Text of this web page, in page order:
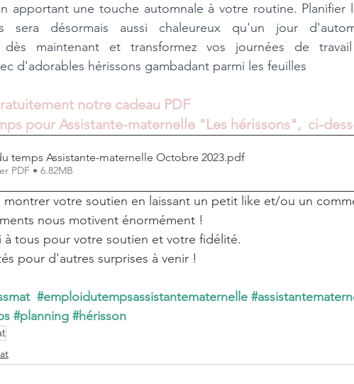
apportant une touche automnale à votre routine. Planifier
sera désormais aussi chaleureux qu'un jour
dès maintenant et transformez vos journées de
d'adorables hérissons gambadant parmi les feuilles
notre cadeau PDF
pour Assistante-maternelle "Les hérissons",  ci-
temps Assistante-maternelle Octobre 2023.pdf
PDF • 6.82MB
montrer votre soutien en laissant un petit like et/ou un
nous motivent énormément !
à tous pour votre soutien et votre fidélité.
pour d'autres surprises à venir !
#emploidutempsassistantematernelle
#planning #hérisson